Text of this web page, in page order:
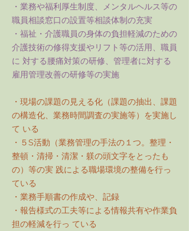
・業務や福利厚生制度、メンタルヘルス等の
職員相談窓口の設置等相談体制の充実
・福祉・介護職員の身体の負担軽減のための
介護技術の修得支援やリフト等の活用、職員
に 対する腰痛対策の研修、管理者に対する
雇用管理改善の研修等の実施
・現場の課題の見える化（課題の抽出、課題
の構造化、業務時間調査の実施等）を実施し
て いる
・５S活動（業務管理の手法の１つ。整理・
整頓・清掃・清潔・躾の頭文字をとったも
の）等の実 践による職場環境の整備を行っ
ている
・業務手順書の作成や、記録
・報告様式の工夫等による情報共有や作業負
担の軽減を行っ ている